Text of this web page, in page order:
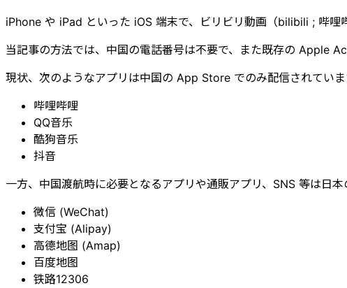
iPhone や iPad といった iOS 端末で、ビリビリ動画（bilibili ; 哔哩
当記事の方法では、中国の電話番号は不要で、また既存の Apple
現状、次のようなアプリは中国の App Store でのみ配信されていま
哔哩哔哩
QQ音乐
酷狗音乐
抖音
一方、中国渡航時に必要となるアプリや通販アプリ、SNS 等は日
微信 (WeChat)
支付宝 (Alipay)
高德地图 (Amap)
百度地图
铁路12306